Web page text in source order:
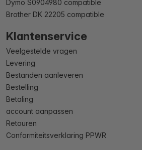
Dymo S0904980 compatible
Brother DK 22205 compatible
Klantenservice
Veelgestelde vragen
Levering
Bestanden aanleveren
Bestelling
Betaling
account aanpassen
Retouren
Conformiteitsverklaring PPWR